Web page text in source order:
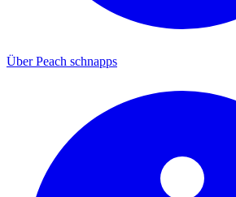
Über Peach schnapps